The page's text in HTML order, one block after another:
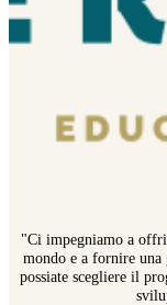
"Ci impegniamo a
mondo e a fornire una
possiate scegliere il